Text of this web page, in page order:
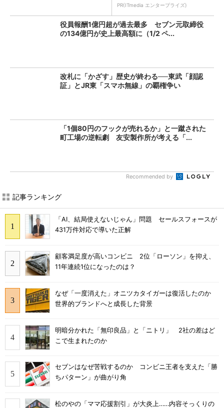
PR(ITmedia エンタープライズ)
役員報酬1億円超が過去最多 セブン元取締役
の134億円が史上最高額に（1/2 ペ...
改札に「かざす」歴史が終わる──東武「顔認
証」とJR東「スマホ無線」の覇権争い
「1個80円のフックが売れるか」と一蹴された
町工場の逆転劇 友安製作所が考える「...
Recommended by
記事ランキング
「AI、結局使えないじゃん」問題 セールスフォースが
431万件対応で導いた正解
顧客満足度が高いコンビニ 2位「ローソン」を抑え、
11年連続1位になったのは？
なぜ「一度消えた」オニツカタイガーは復活したのか
世界的ブランドへと成長した背景
明暗分かれた「無印良品」と「ニトリ」 2社の差はど
こで生まれたのか
セブンはなぜ苦戦するのか コンビニ王者を支えた「勝
ちパターン」が曲がり角
松のやの「ママ応援割引」が大炎上……内容そっくりの